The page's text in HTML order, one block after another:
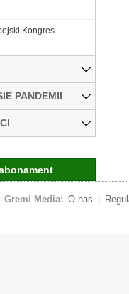
Kongres
PANDEMII
Gremi Media: O nas